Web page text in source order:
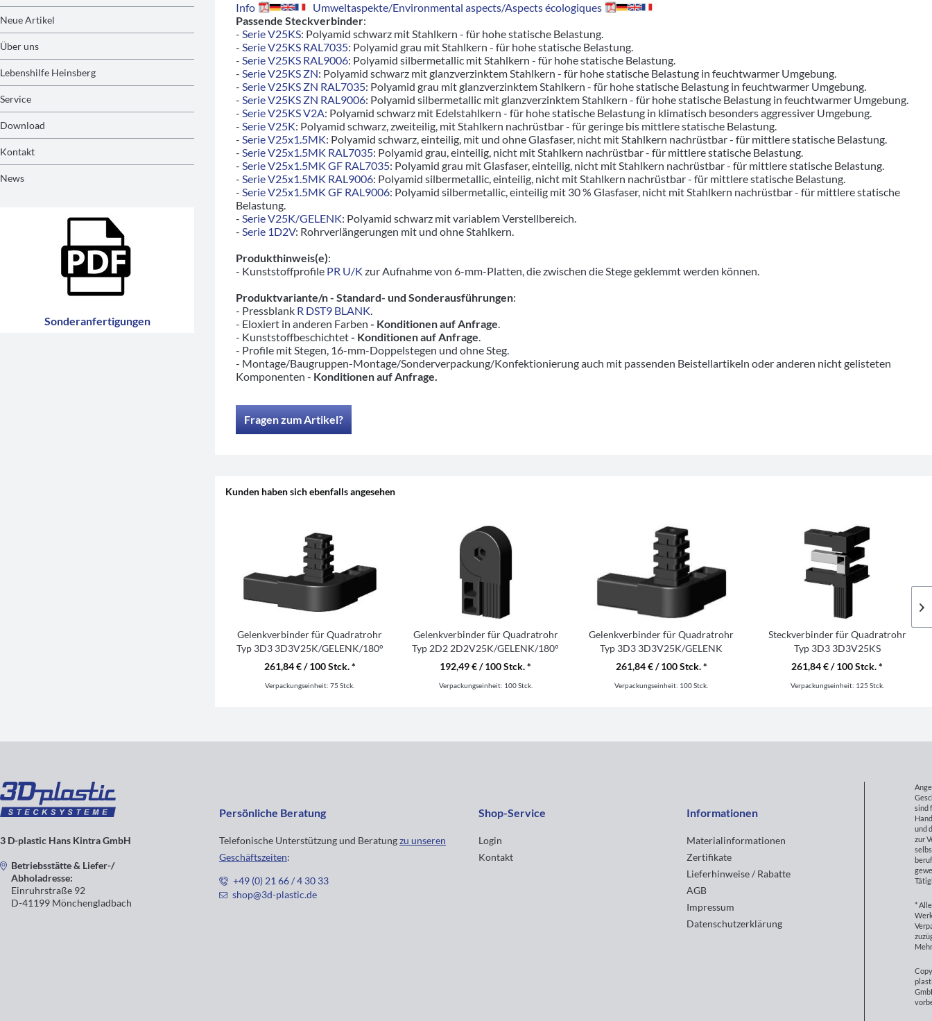
Neue Artikel
Über uns
Lebenshilfe Heinsberg
Service
Download
Kontakt
News
Sonderanfertigungen
Info
Umweltaspekte/Environmental aspects/Aspects écologiques
Passende Steckverbinder:
- Serie V25KS: Polyamid schwarz mit Stahlkern - für hohe statische Belastung.
- Serie V25KS RAL7035: Polyamid grau mit Stahlkern - für hohe statische Belastung.
- Serie V25KS RAL9006: Polyamid silbermetallic mit Stahlkern - für hohe statische Belastung.
- Serie V25KS ZN: Polyamid schwarz mit glanzverzinktem Stahlkern - für hohe statische Belastung in feuchtwarmer Umgebung.
- Serie V25KS ZN RAL7035: Polyamid grau mit glanzverzinktem Stahlkern - für hohe statische Belastung in feuchtwarmer Umgebung.
- Serie V25KS ZN RAL9006: Polyamid silbermetallic mit glanzverzinktem Stahlkern - für hohe statische Belastung in feuchtwarmer Umgebung.
- Serie V25KS V2A: Polyamid schwarz mit Edelstahlkern - für hohe statische Belastung in klimatisch besonders aggressiver Umgebung.
- Serie V25K: Polyamid schwarz, zweiteilig, mit Stahlkern nachrüstbar - für geringe bis mittlere statische Belastung.
- Serie V25x1.5MK: Polyamid schwarz, einteilig, mit und ohne Glasfaser, nicht mit Stahlkern nachrüstbar - für mittlere statische Belastung.
- Serie V25x1.5MK RAL7035: Polyamid grau, einteilig, nicht mit Stahlkern nachrüstbar - für mittlere statische Belastung.
- Serie V25x1.5MK GF RAL7035: Polyamid grau mit Glasfaser, einteilig, nicht mit Stahlkern nachrüstbar - für mittlere statische Belastung.
- Serie V25x1.5MK RAL9006: Polyamid silbermetallic, einteilig, nicht mit Stahlkern nachrüstbar - für mittlere statische Belastung.
- Serie V25x1.5MK GF RAL9006: Polyamid silbermetallic, einteilig mit 30 % Glasfaser, nicht mit Stahlkern nachrüstbar - für mittlere statische
Belastung.
- Serie V25K/GELENK: Polyamid schwarz mit variablem Verstellbereich.
- Serie 1D2V: Rohrverlängerungen mit und ohne Stahlkern.
Produkthinweis(e):
- Kunststoffprofile PR U/K zur Aufnahme von 6-mm-Platten, die zwischen die Stege geklemmt werden können.
Produktvariante/n - Standard- und Sonderausführungen:
- Pressblank R DST9 BLANK.
- Eloxiert in anderen Farben - Konditionen auf Anfrage.
- Kunststoffbeschichtet- Konditionen auf Anfrage.
- Profile mit Stegen, 16-mm-Doppelstegen und ohne Steg.
- Montage/Baugruppen-Montage/Sonderverpackung/Konfektionierung auch mit passenden Beistellartikeln oder anderen nicht gelisteten
Komponenten - Konditionen auf Anfrage.
Fragen zum Artikel?
Kunden haben sich ebenfalls angesehen
Gelenkverbinder für Quadratrohr
Typ 3D3 3D3V25K/GELENK/180°
SO
261,84 € / 100 Stck. *
Verpackungseinheit:75 Stck.
Gelenkverbinder für Quadratrohr
Typ 2D2 2D2V25K/GELENK/180°
192,49 € / 100 Stck. *
Verpackungseinheit: 100 Stck.
Gelenkverbinder für Quadratrohr
Typ 3D3 3D3V25K/GELENK
261,84 € / 100 Stck. *
Verpackungseinheit: 100 Stck.
Steckverbinder für Quadratrohr
Typ 3D3 3D3V25KS
261,84 € / 100 Stck. *
Verpackungseinheit: 125 Stck.
3 D-plastic Hans Kintra GmbH
Betriebsstätte & Liefer-/
Abholadresse:
Einruhrstraße 92
D-41199 Mönchengladbach
Persönliche Beratung
Telefonische Unterstützung und Beratungzu unseren
Geschäftszeiten:
+49 (0) 21 66 / 4 30 33
shop@3d-plastic.de
Shop-Service
Login
Kontakt
Informationen
Materialinformationen
Zertifikate
Lieferhinweise / Rabatte
AGB
Impressum
Datenschutzerklärung
sind
und
zur
*